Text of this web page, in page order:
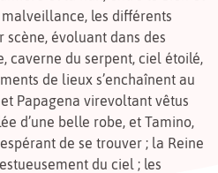
les différents
scène, évoluant dans des
caverne du serpent, ciel étoilé,
de lieux s’enchaînent au
Papagena virevoltant vêtus
d’une belle robe, et Tamino,
de se trouver ; la Reine
du ciel ; les